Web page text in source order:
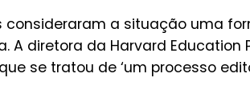
consideraram a situação uma
A diretora da Harvard Education
se tratou de ‘um processo